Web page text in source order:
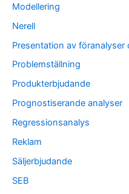
Modellering
Nerell
Presentation av föranalyser
Problemställning
Produkterbjudande
Prognostiserande analyser
Regressionsanalys
Reklam
Säljerbjudande
SEB